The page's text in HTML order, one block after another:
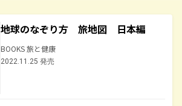
地球のなぞり方 旅地図 日本編
BOOKS 旅と健康
2022.11.25 発売